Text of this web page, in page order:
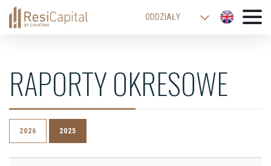
ODDZIAŁY
KRAKÓW
RAPORTY OKRESOWE
2026 2025